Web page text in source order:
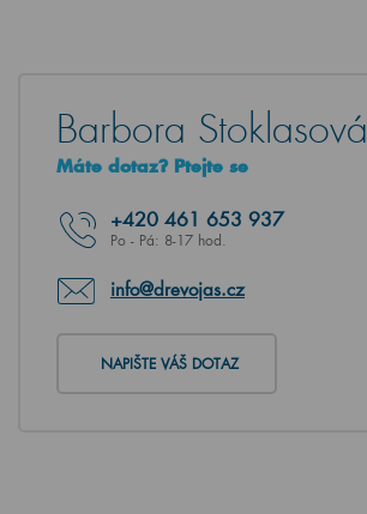
Barbora Stoklasová
Máte dotaz? Ptejte se
+420 461 653 937
Po - Pá: 8-17 hod.
info@drevojas.cz
NAPIŠTE VÁŠ DOTAZ